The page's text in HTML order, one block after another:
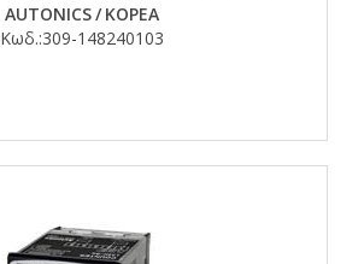
AUTONICS/ ΚΟΡΕΑ
Κωδ.:309-148240103